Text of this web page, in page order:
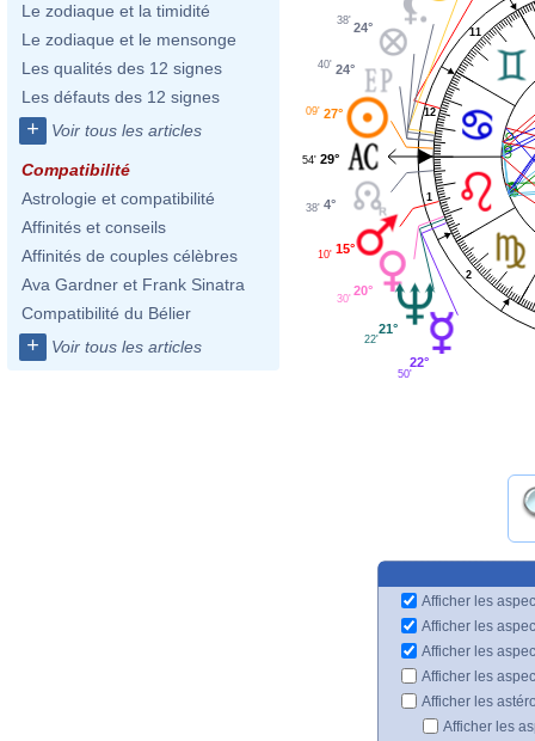
Le zodiaque et la timidité
Le zodiaque et le mensonge
Les qualités des 12 signes
Les défauts des 12 signes
+ Voir tous les articles
Compatibilité
Astrologie et compatibilité
Affinités et conseils
Affinités de couples célèbres
Ava Gardner et Frank Sinatra
Compatibilité du Bélier
+ Voir tous les articles
1
2
11
12
24°
38'
24°
40'
27°
09'
29°
54'
4°
38'
15°
10'
20°
30'
21°
22'
22°
50'
Afficher les
Afficher les
Afficher les
Afficher les
Afficher les
Afficher les